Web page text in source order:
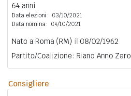
64 anni
Data elezioni:
03/10/2021
Data nomina:
04/10/2021
Nato a Roma (RM) il 08/02/1962
Partito/Coalizione: Riano Anno Zero
Consigliere